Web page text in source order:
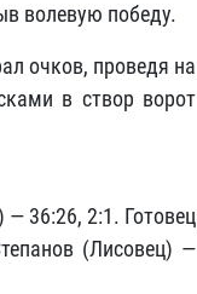
волевую победу.
очков, проведя на
в створ ворот
36:26, 2:1. Готовец
(Лисовец) —